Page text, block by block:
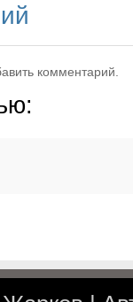
комментарий.